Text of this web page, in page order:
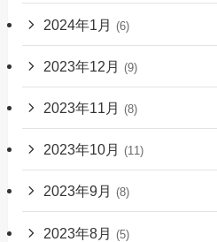
2024年1月 (6)
2023年12月 (9)
2023年11月 (8)
2023年10月 (11)
2023年9月 (8)
2023年8月 (5)